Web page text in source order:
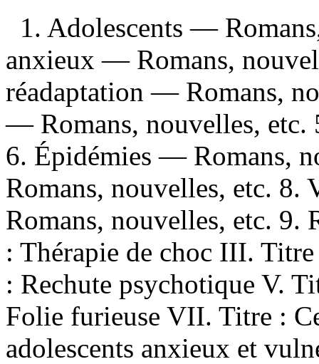
1. Adolescents —
anxieux — Romans,
réadaptation — Romans,
— Romans, nouvelles,
6. Épidémies — Romans,
Romans, nouvelles, etc. 8.
Romans, nouvelles, etc.
: Thérapie de choc III.
: Rechute psychotique V.
Folie furieuse VII. Titre :
adolescents anxieux et